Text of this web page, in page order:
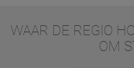
WAAR DE REGIO
OM